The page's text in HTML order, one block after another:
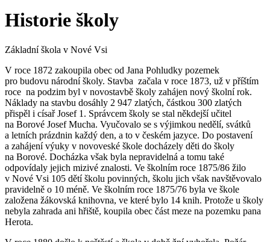
Historie školy
Základní škola v Nové Vsi
V roce 1872 zakoupila obec od Jana Pohludky pozemek
pro budovu národní školy. Stavba začala v roce 1873, už v příštím
roce na podzim byl v novostavbě školy zahájen nový školní rok.
Náklady na stavbu dosáhly 2 947 zlatých, částkou 300 zlatých
přispěl i císař Josef 1. Správcem školy se stal někdejší učitel
na Borové Josef Mucha. Vyučovalo se s výjimkou nedělí, svátků
a letních prázdnin každý den, a to v českém jazyce. Do postavení
a zahájení výuky v novoveské škole docházely děti do školy
na Borové. Docházka však byla nepravidelná a tomu také
odpovídaly jejich mizivé znalosti. Ve školním roce 1875/86 žilo
v Nové Vsi 105 dětí školu povinných, školu jich však navštěvovalo
pravidelně o 10 méně. Ve školním roce 1875/76 byla ve škole
založena žákovská knihovna, ve které bylo 14 knih. Protože u školy
nebyla zahrada ani hřiště, koupila obec část meze na pozemku pana
Herota.